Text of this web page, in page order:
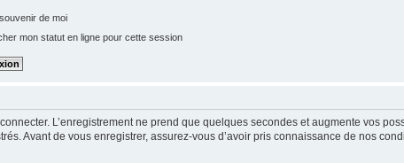
de moi
mon statut en ligne pour cette session
L’enregistrement ne prend que quelques secondes et augmente vos
Avant de vous enregistrer, assurez-vous d’avoir pris connaissance de nos